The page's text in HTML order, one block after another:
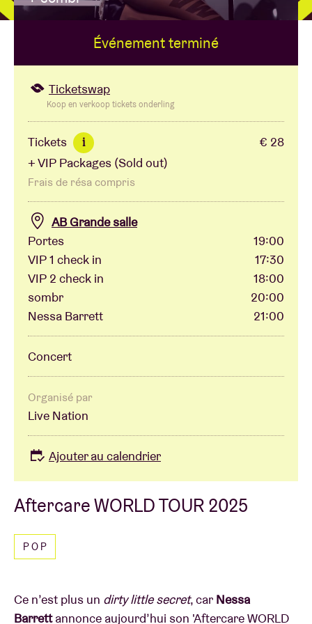
Location de salles
BRDCST
Chèque-concert
À propos de l'AB
Contact
Aftercare WORLD TOUR 2025
POP
Ce n’est plus un dirty little secret, car Nessa
Barrettannonce aujourd’hui son 'Aftercare WORLD
Événement terminé
Ticketswap
Koop en verkoop tickets onderling
Tickets i
€ 28
+ VIP Packages (Sold out)
Frais de résa compris
AB Grande salle
Portes
19:00
VIP 1 check in
17:30
VIP 2 check in
18:00
sombr
20:00
Nessa Barrett
21:00
Concert
Organisé par
Live Nation
Ajouter au calendrier